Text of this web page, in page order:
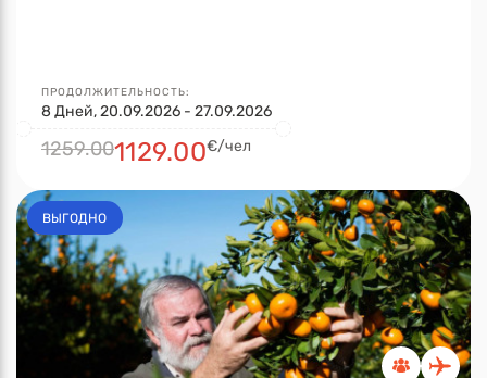
ПРОДОЛЖИТЕЛЬНОСТЬ:
8 Дней, 20.09.2026 - 27.09.2026
1259.001129.00€/чел
ВЫГОДНО